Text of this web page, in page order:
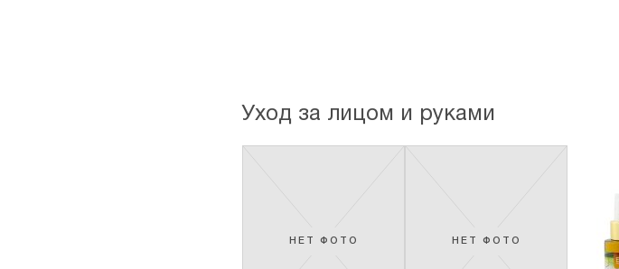
Уход за лицом и руками
НЕТ ФОТО НЕТ ФОТО